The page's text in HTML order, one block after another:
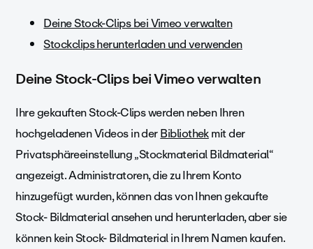
Deine Stock-Clips bei Vimeo verwalten
Stockclips herunterladen und verwenden
Deine Stock-Clips bei Vimeo verwalten
Ihre gekauften Stock-Clips werden neben Ihren
hochgeladenen Videos in derBibliothekmit der
Privatsphäreeinstellung „Stockmaterial Bildmaterial“
angezeigt. Administratoren, die zu Ihrem Konto
hinzugefügt wurden, können das von Ihnen gekaufte
Stock- Bildmaterial ansehen und herunterladen, aber sie
können kein Stock- Bildmaterial in Ihrem Namen kaufen.